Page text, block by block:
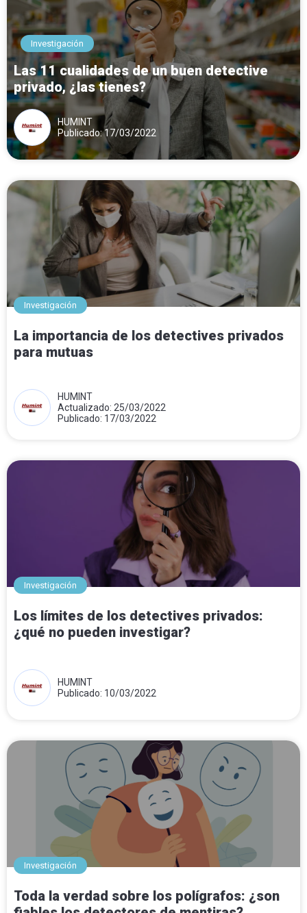
Investigación
Las 11 cualidades de un buen detective
privado, ¿las tienes?
HUMINT
Publicado: 17/03/2022
Investigación
La importancia de los detectives privados
para mutuas
HUMINT
Actualizado: 25/03/2022
Publicado: 17/03/2022
Investigación
Los límites de los detectives privados:
¿qué no pueden investigar?
HUMINT
Publicado: 10/03/2022
Investigación
Toda la verdad sobre los polígrafos: ¿son